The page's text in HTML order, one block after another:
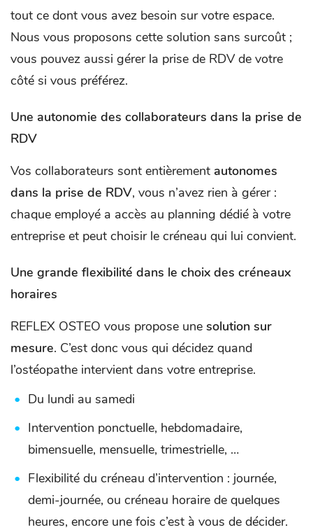
tout ce dont vous avez besoin sur votre espace.
Nous vous proposons cette solution sans surcoût ;
vous pouvez aussi gérer la prise de RDV de votre
côté si vous préférez.
Une autonomie des collaborateurs dans la prise de
RDV
Vos collaborateurs sont entièrement autonomes
dans la prise de RDV, vous n’avez rien à gérer :
chaque employé a accès au planning dédié à votre
entreprise et peut choisir le créneau qui lui convient.
Une grande flexibilité dans le choix des créneaux
horaires
REFLEX OSTEO vous propose une solution sur
mesure. C’est donc vous qui décidez quand
l’ostéopathe intervient dans votre entreprise.
Du lundi au samedi
Intervention ponctuelle, hebdomadaire,
bimensuelle, mensuelle, trimestrielle, …
Flexibilité du créneau d’intervention : journée,
demi-journée, ou créneau horaire de quelques
heures, encore une fois c’est à vous de décider.